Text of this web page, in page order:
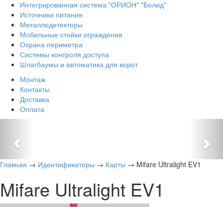
Интегрированная система "ОРИОН" "Болид"
Источники питания
Металлодетекторы
Мобильные стойки ограждения
Охрана периметра
Системы контроля доступа
Шлагбаумы и автоматика для ворот
Монтаж
Контакты
Доставка
Оплата
Главная → Идентификаторы → Карты → Mifare Ultralight EV1
Mifare Ultralight EV1